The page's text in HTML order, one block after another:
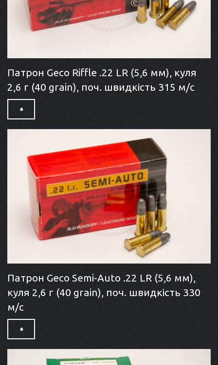
Патрон Geco Riffle .22 LR (5,6 мм), куля
2,6 г (40 grain), поч. швидкість 315 м/с
Патрон Geco Semi-Auto .22 LR (5,6 мм),
куля 2,6 г (40 grain), поч. швидкість 330
м/с